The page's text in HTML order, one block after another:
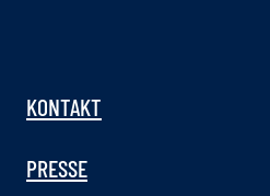
KONTAKT
PRESSE